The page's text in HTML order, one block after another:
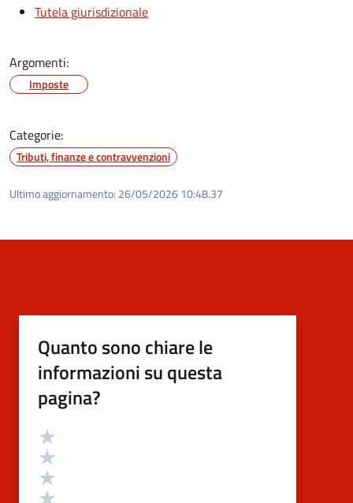
Tutela giurisdizionale
Argomenti:
Imposte
Categorie:
Tributi, finanze e contravvenzioni
Ultimo aggiornamento: 26/05/2026 10:48.37
Quanto sono chiare le
informazioni su questa
pagina?
Valutazione